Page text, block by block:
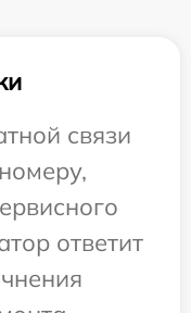
связи
ответит